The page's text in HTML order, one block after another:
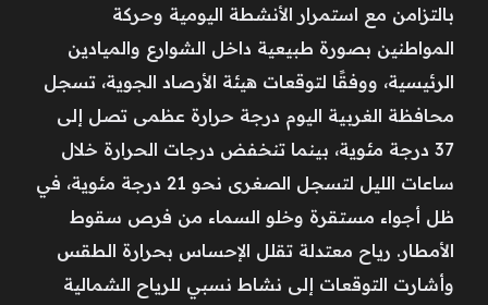
بالتزامن مع استمرار الأنشطة اليومية وحركة
المواطنين بصورة طبيعية داخل الشوارع والميادين
الرئيسية، ووفقًا لتوقعات هيئة الأرصاد الجوية، تسجل
محافظة الغربية اليوم درجة حرارة عظمى تصل إلى
37 درجة مئوية، بينما تنخفض درجات الحرارة خلال
ساعات الليل لتسجل الصغرى نحو 21 درجة مئوية، في
ظل أجواء مستقرة وخلو السماء من فرص سقوط
الأمطار. رياح معتدلة تقلل الإحساس بحرارة الطقس
وأشارت التوقعات إلى نشاط نسبي للرياح الشمالية